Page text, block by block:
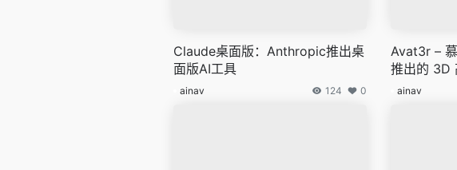
Claude桌面版：Anthropic推出桌
面版AI工具
ainav 124 0
Avat3r –
推出的 3D
ainav